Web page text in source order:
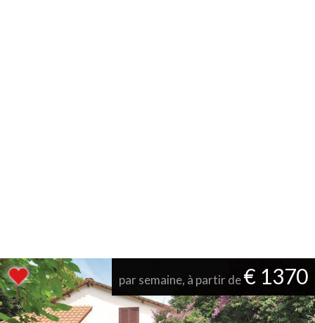
par semaine, à partir de€ 1370